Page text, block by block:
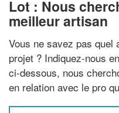
Lot : Nous
meilleur artisan
Vous ne savez pas
projet ? Indiquez-nous
ci-dessous, nous
en relation avec le pro